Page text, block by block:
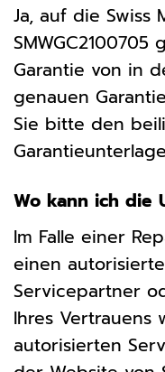
Ja, auf die Swiss
Garantie von in
genauen
Sie bitte den
Wo kann ich die
Im Falle einer
einen
Servicepartner
Ihres Vertrauens
autorisierten